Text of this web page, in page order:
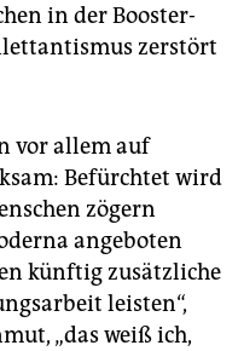
in der Booster-
zerstört
vor allem auf
Befürchtet wird
zögern
angeboten
künftig zusätzliche
leisten“,
„das weiß ich,